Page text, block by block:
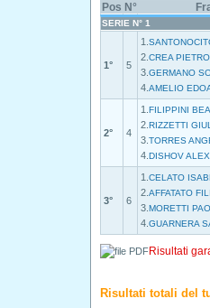
Pos N°
SERIE N° 1
1° 5
1.
2. CREA PIETRO
3. GERMANO
4. AMELIO
2° 4
1. FILIPPINI
2. RIZZETTI
3. TORRES
4. DISHOV
3° 6
1. CELATO
2. AFFATATO
3. MORETTI
4. GUARNERA
Risultati
Risultati totali del